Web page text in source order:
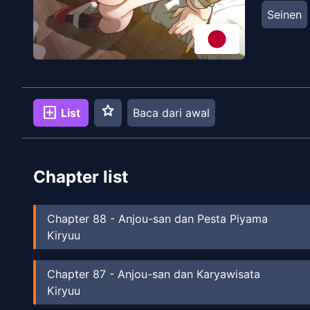
Seinen
add_box List star Baca dari awal
Chapter list
Chapter 88 - Anjou-san dan Pesta Piyama
Kiryuu
Chapter 87 - Anjou-san dan Karyawisata
Kiryuu